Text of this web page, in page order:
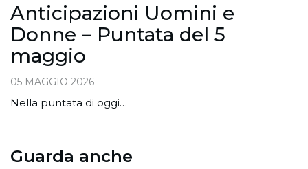
Anticipazioni Uomini e
Donne – Puntata del 5
maggio
05 MAGGIO 2026
Nella puntata di oggi…
Guarda anche